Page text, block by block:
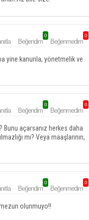
Beğendim
0
Beğenmedim
0
yine kanunla, yönetmelik ve
Beğendim
0
Beğenmedim
0
Bunu açarsanız herkes daha
mı? Veya maaşlarının,
Beğendim
0
Beğenmedim
0
olunmuyo!!